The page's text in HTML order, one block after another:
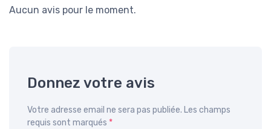
Aucun avis pour le moment.
Donnez votre avis
Votre adresse email ne sera pas publiée. Les champs
requis sont marqués *